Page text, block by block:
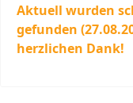
Aktuell wurden
gefunden
herzlichen Dank!